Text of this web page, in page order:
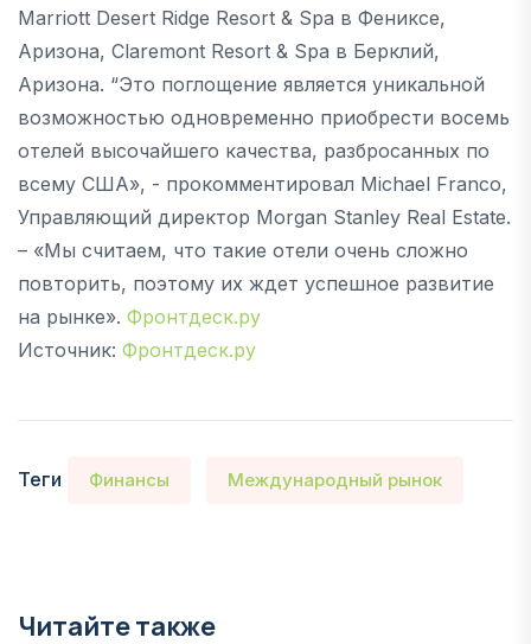
Marriott Desert Ridge Resort & Spa в Фениксе,
Аризона, Claremont Resort & Spa в Берклий,
Аризона. “Это поглощение является уникальной
возможностью одновременно приобрести восемь
отелей высочайшего качества, разбросанных по
всему США», - прокомментировал Michael Franco,
Управляющий директор Morgan Stanley Real Estate.
– «Мы считаем, что такие отели очень сложно
повторить, поэтому их ждет успешное развитие
на рынке». Фронтдеск.ру
Источник: Фронтдеск.ру
Теги Финансы Международный рынок
Читайте также